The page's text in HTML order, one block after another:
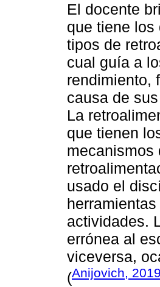
El docente
que tiene los
tipos de
cual guía a
rendimiento,
causa de
La
que tienen
mecanismos
usado el
actividades.
errónea al
viceversa,
(Anijovich, 2019